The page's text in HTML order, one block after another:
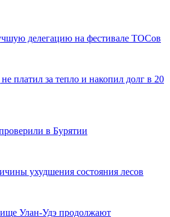
делегацию на фестивале ТОСов
платил за тепло и накопил долг в 20
в Бурятии
ухудшения состояния лесов
Улан-Удэ продолжают